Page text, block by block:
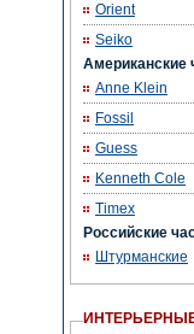
Orient
Seiko
Американские
Anne Klein
Fossil
Guess
Kenneth Cole
Timex
Российские
Штурманские